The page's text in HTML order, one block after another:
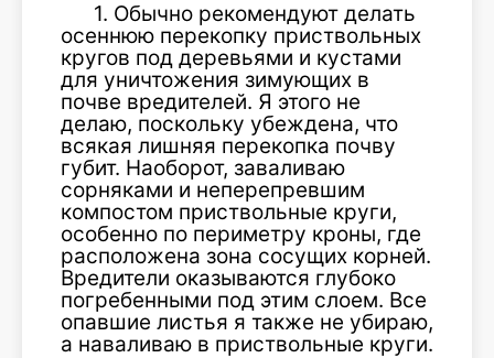
1. Обычно рекомендуют делать
осеннюю перекопку приствольных
кругов под деревьями и кустами
для уничтожения зимующих в
почве вредителей. Я этого не
делаю, поскольку убеждена, что
всякая лишняя перекопка почву
губит. Наоборот, заваливаю
сорняками и неперепревшим
компостом приствольные круги,
особенно по периметру кроны, где
расположена зона сосущих корней.
Вредители оказываются глубоко
погребенными под этим слоем. Все
опавшие листья я также не убираю,
а наваливаю в приствольные круги.